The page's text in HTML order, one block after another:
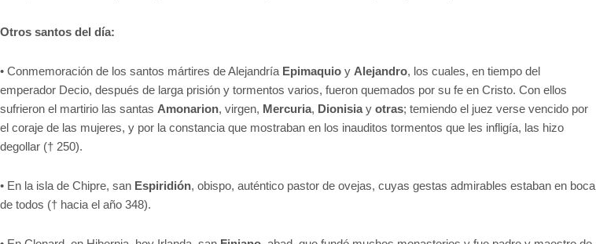
Otros santos del día:
• Conmemoración de los santos mártires de Alejandría Epimaquio y Alejandro, los cuales, en tiempo del
emperador Decio, después de larga prisión y tormentos varios, fueron quemados por su fe en Cristo. Con ellos
sufrieron el martirio las santas Amonarion, virgen, Mercuria, Dionisiay otras; temiendo el juez verse vencido por
el coraje de las mujeres, y por la constancia que mostraban en los inauditos tormentos que les infligía, las hizo
degollar († 250).
• En la isla de Chipre, san Espiridión, obispo, auténtico pastor de ovejas, cuyas gestas admirables estaban en boca
de todos († hacia el año 348).